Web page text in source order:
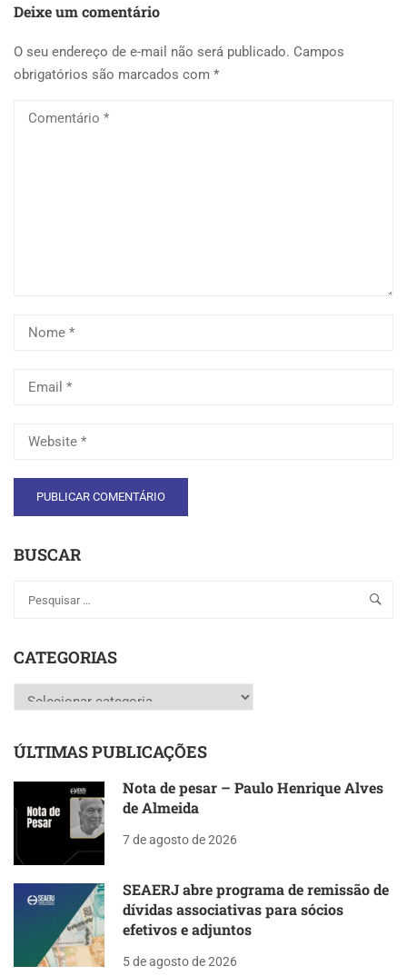
Deixe um comentário
O seu endereço de e-mail não será publicado. Campos
obrigatórios são marcados com *
BUSCAR
CATEGORIAS
Categorias
ÚLTIMAS PUBLICAÇÕES
Nota de pesar – Paulo Henrique Alves
de Almeida
7 de agosto de 2026
SEAERJ abre programa de remissão de
dívidas associativas para sócios
efetivos e adjuntos
5 de agosto de 2026